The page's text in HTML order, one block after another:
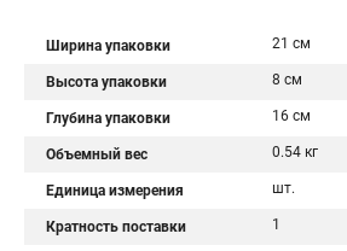
Ширина упаковки 21 см
Высота упаковки 8 см
Глубина упаковки 16 см
Объемный вес 0.54 кг
Единица измерения шт.
Кратность поставки 1